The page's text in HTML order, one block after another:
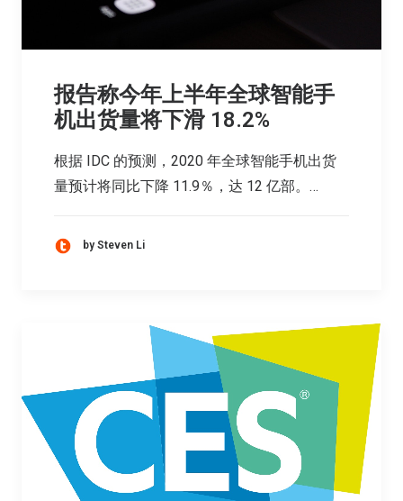
报告称今年上半年全球智能手
机出货量将下滑 18.2%
根据 IDC 的预测，2020 年全球智能手机出货
量预计将同比下降 11.9％，达 12 亿部。…
by Steven Li